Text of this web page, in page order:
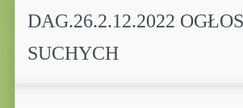
DAG.26.2.12.2022
SUCHYCH